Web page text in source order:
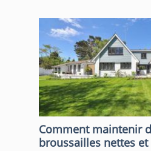
Comment maintenir
broussailles nettes